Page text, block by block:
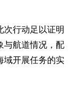
次行动足以证明
与航道情况，配
域开展任务的实